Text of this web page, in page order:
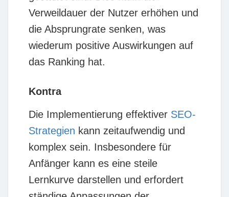
Verweildauer der Nutzer erhöhen und
die Absprungrate senken, was
wiederum positive Auswirkungen auf
das Ranking hat.
Kontra
Die Implementierung effektiver SEO-
Strategien kann zeitaufwendig und
komplex sein. Insbesondere für
Anfänger kann es eine steile
Lernkurve darstellen und erfordert